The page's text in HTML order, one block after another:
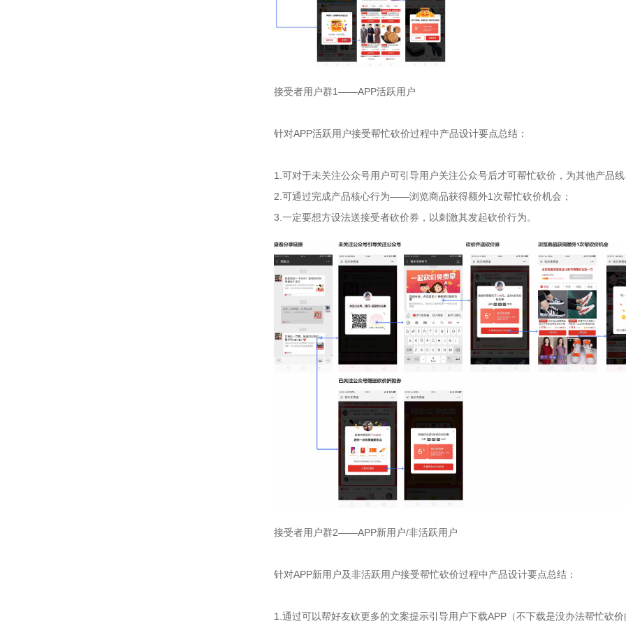
接受者用户群1——APP活跃用户
针对APP活跃用户接受帮忙砍价过程中产品设计要点总结：
1.可对于未关注公众号用户可引导用户关注公众号后才可帮忙砍价，为其他产品
2.可通过完成产品核心行为——浏览商品获得额外1次帮忙砍价机会；
3.一定要想方设法送接受者砍价券，以刺激其发起砍价行为。
接受者用户群2——APP新用户/非活跃用户
针对APP新用户及非活跃用户接受帮忙砍价过程中产品设计要点总结：
1.通过可以帮好友砍更多的文案提示引导用户下载APP（不下载是没办法帮忙砍